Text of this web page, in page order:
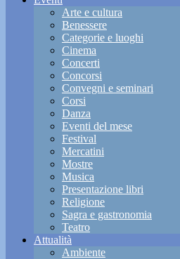
Arte e cultura
Benessere
Categorie e luoghi
Cinema
Concerti
Concorsi
Convegni e seminari
Corsi
Danza
Eventi del mese
Festival
Mercatini
Mostre
Musica
Presentazione libri
Religione
Sagra e gastronomia
Teatro
Attualità
Ambiente